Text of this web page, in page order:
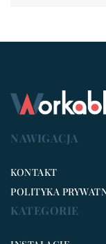
NAWIGACJA
KONTAKT
POLITYKA
KATEGORIE